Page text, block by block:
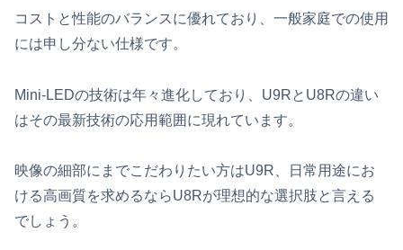
コストと性能のバランスに優れており、一般家庭での使用
には申し分ない仕様です。
Mini-LEDの技術は年々進化しており、U9RとU8Rの違い
はその最新技術の応用範囲に現れています。
映像の細部にまでこだわりたい方はU9R、日常用途にお
ける高画質を求めるならU8Rが理想的な選択肢と言える
でしょう。